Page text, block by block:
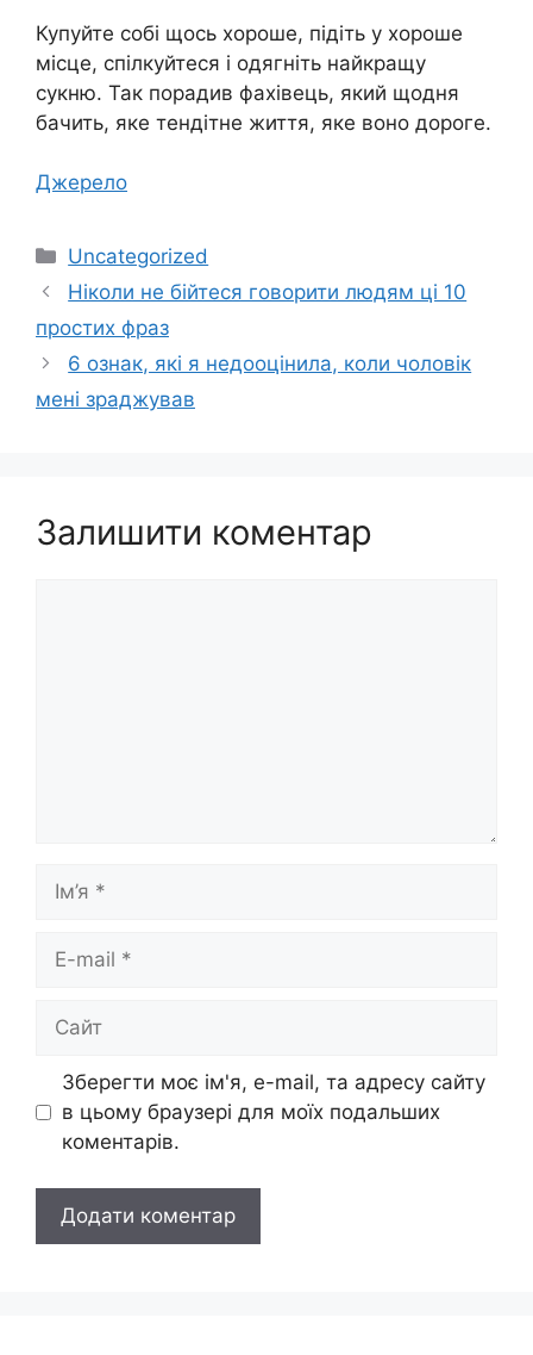
Купуйте собі щось хороше, підіть у хороше
місце, спілкуйтеся і одягніть найкращу
сукню. Так порадив фахівець, який щодня
бачить, яке тендітне життя, яке воно дороге.
Джерело
Категорії
Uncategorized
Ніколи не бійтеся говорити людям ці 10
простих фраз
6 ознак, які я недооцінила, коли чоловік
мені зраджував
Залишити коментар
Ім’я
Сайт
Зберегти моє ім'я, e-mail, та адресу сайту
в цьому браузері для моїх подальших
коментарів.